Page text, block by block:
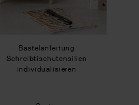
Bastelanleitung
Schreibtischutensilien
individualisieren